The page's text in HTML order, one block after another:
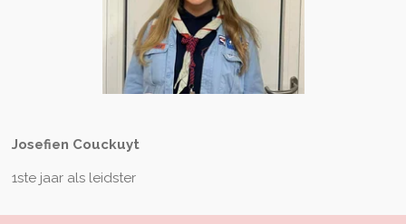
Josefien Couckuyt
1ste jaar als leidster